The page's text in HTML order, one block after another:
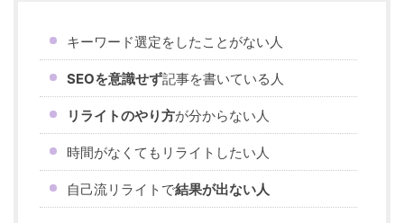
キーワード選定をしたことがない人
SEOを意識せず記事を書いている人
リライトのやり方が分からない人
時間がなくてもリライトしたい人
自己流リライトで結果が出ない人